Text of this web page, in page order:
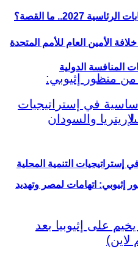
2027.. ما القصة؟
اتهامات لمصر وتهديد
الأمين العام للأمم المتحدة
المنافسة الدولية
إستراتيجيات التنمية المحلية